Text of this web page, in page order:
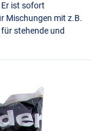
ist sofort
Mischungen mit z.B.
stehende und